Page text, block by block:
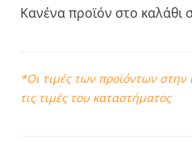
Κανένα προϊόν στο καλάθι
*Οι τιμές των προϊόντων στην
τις τιμές του καταστήματος